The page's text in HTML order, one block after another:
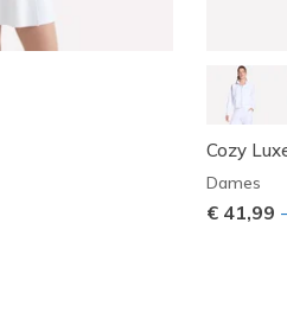
Cozy
Dames
€ 41,99